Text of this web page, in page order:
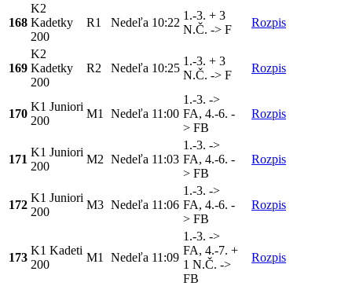
168
K2
Kadetky
200
R1 Nedeľa 10:22
1.-3. + 3
N.Č. -> F
Rozpis
169
K2
Kadetky
200
R2 Nedeľa 10:25
1.-3. + 3
N.Č. -> F
Rozpis
170
K1 Juniori
200
M1 Nedeľa 11:00
1.-3. ->
FA, 4.-6. -
> FB
Rozpis
171
K1 Juniori
200
M2 Nedeľa 11:03
1.-3. ->
FA, 4.-6. -
> FB
Rozpis
172
K1 Juniori
200
M3 Nedeľa 11:06
1.-3. ->
FA, 4.-6. -
> FB
Rozpis
173
K1 Kadeti
200
M1 Nedeľa 11:09
1.-3. ->
FA, 4.-7. +
1 N.Č. ->
FB
Rozpis